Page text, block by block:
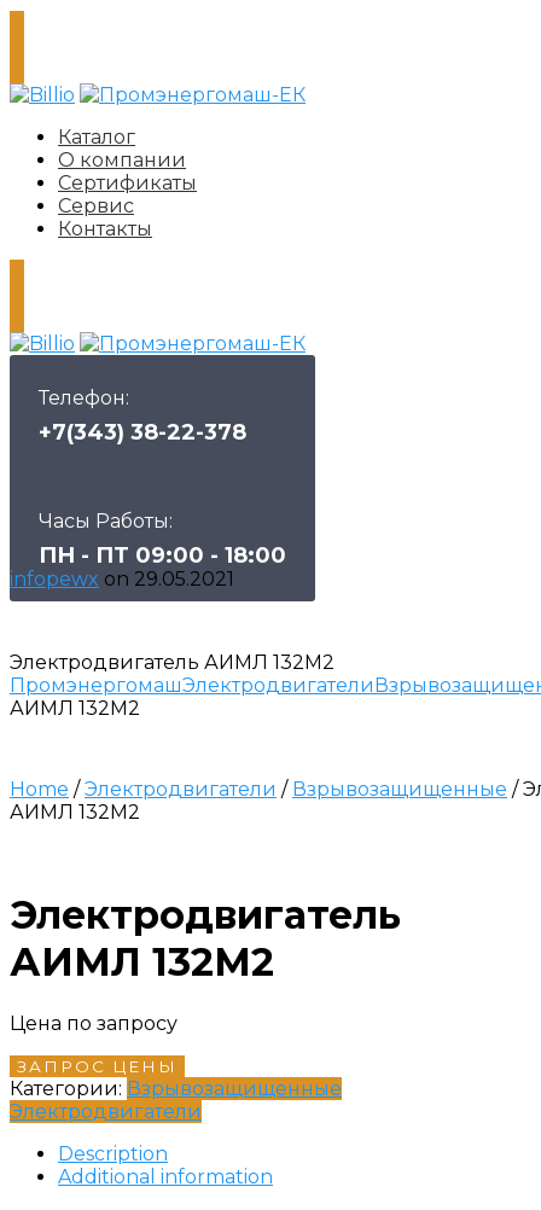
Каталог
О компании
Сертификаты
Сервис
Контакты
Телефон:
+7(343) 38-22-378
Часы Работы:
ПН - ПТ 09:00 - 18:00
infopewx on 29.05.2021
Электродвигатель АИМЛ 132М2
ПромэнергомашЭлектродвигатели
АИМЛ 132М2
Home /Электродвигатели / Взрывозащищенные /
АИМЛ 132М2
Электродвигатель
АИМЛ 132М2
Цена по запросу
ЗАПРОС ЦЕНЫ
Категории: Взрывозащищенные
Электродвигатели
Description
Additional information